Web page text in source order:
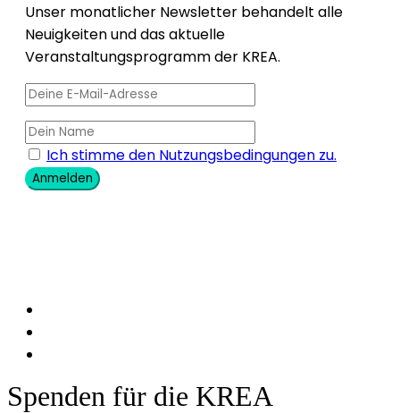
Unser monatlicher Newsletter behandelt alle
Neuigkeiten und das aktuelle
Veranstaltungsprogramm der KREA.
Ich stimme den Nutzungsbedingungen zu.
Anmelden
Spenden für die KREA